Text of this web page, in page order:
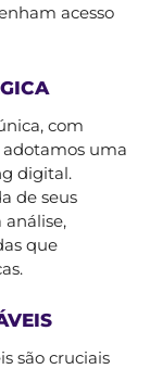
acesso
com
adotamos uma
digital.
de seus
análise,
que
são cruciais